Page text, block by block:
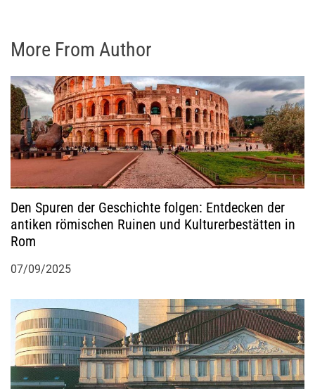
More From Author
Den Spuren der Geschichte folgen: Entdecken der
antiken römischen Ruinen und Kulturerbestätten in
Rom
07/09/2025